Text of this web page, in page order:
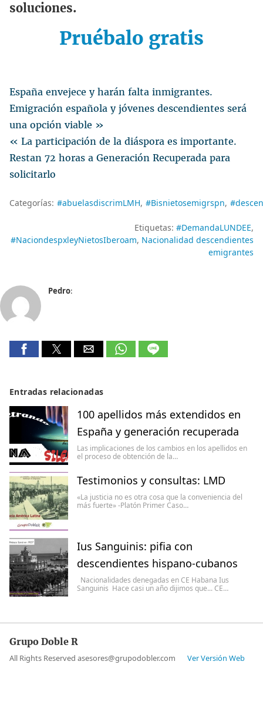
soluciones.
Pruébalo gratis
España envejece y harán falta inmigrantes.
Emigración española y jóvenes descendientes será
una opción viable »
« La participación de la diáspora es importante.
Restan 72 horas a Generación Recuperada para
solicitarlo
Categorías: #abuelasdiscrimLMH #Bisnietosemigrspn
Etiquetas: #DemandaLUNDEE
#NaciondespxleyNietosIberoam Nacionalidad descendientes
emigrantes
Pedro:
Entradas relacionadas
100 apellidos más extendidos en
España y generación recuperada
Las implicaciones de los cambios en los apellidos en
el proceso de obtención de la…
Testimonios y consultas: LMD
«La justicia no es otra cosa que la conveniencia del
más fuerte» -Platón Primer Caso…
Ius Sanguinis: pifia con
descendientes hispano-cubanos
Nacionalidades denegadas en CE Habana Ius
Sanguinis Hace casi un año dijimos que... CE…
Grupo Doble R
All Rights Reserved asesores@grupodobler.com Ver Versión Web